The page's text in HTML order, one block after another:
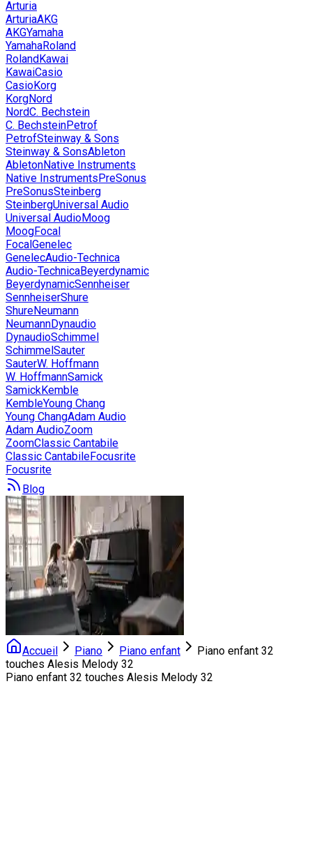
Arturia
ArturiaAKG
AKGYamaha
YamahaRoland
RolandKawai
KawaiCasio
CasioKorg
KorgNord
NordC. Bechstein
C. BechsteinPetrof
PetrofSteinway & Sons
Steinway & SonsAbleton
AbletonNative Instruments
Native InstrumentsPreSonus
PreSonusSteinberg
SteinbergUniversal Audio
Universal AudioMoog
MoogFocal
FocalGenelec
GenelecAudio-Technica
Audio-TechnicaBeyerdynamic
BeyerdynamicSennheiser
SennheiserShure
ShureNeumann
NeumannDynaudio
DynaudioSchimmel
SchimmelSauter
SauterW. Hoffmann
W. HoffmannSamick
SamickKemble
KembleYoung Chang
Young ChangAdam Audio
Adam AudioZoom
ZoomClassic Cantabile
Classic CantabileFocusrite
Focusrite
Blog
Accueil Piano Piano enfant
Piano enfant 32
touches Alesis Melody 32
Piano enfant 32 touches Alesis Melody 32